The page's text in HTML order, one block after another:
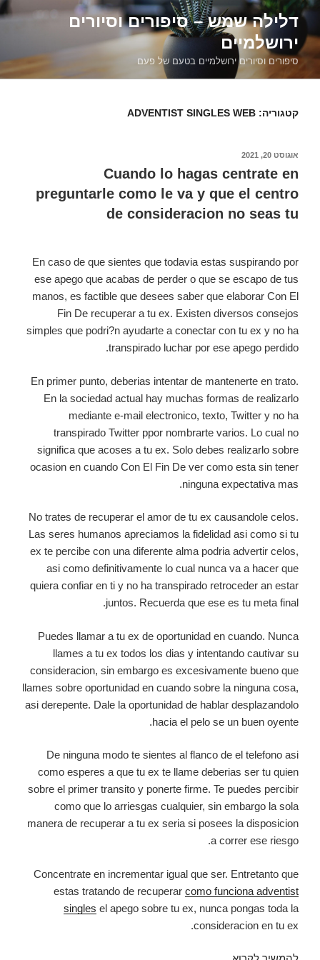
דילוג
לתוכןדלילה שמש – סיפורים וסיורים
ירושלמיים
סיפורים וסיורים ירושלמיים בטעם של פעם
קטגוריה: ADVENTIST SINGLES WEB
פורסם
אוגוסט 20, 2021
Cuando lo hagas centrate en
preguntarle como le va y que el centro
de consideracion no seas tu
En caso de que sientes que todavia estas suspirando por
ese apego que acabas de perder o que se escapo de tus
manos, es factible que desees saber que elaborar Con El
Fin De recuperar a tu ex. Existen diversos consejos
simples que podri?n ayudarte a conectar con tu ex y no ha
transpirado luchar por ese apego perdido.
En primer punto, deberias intentar de mantenerte en trato.
En la sociedad actual hay muchas formas de realizarlo
mediante e-mail electronico, texto, Twitter y no ha
transpirado Twitter ppor nombrarte varios. Lo cual no
significa que acoses a tu ex. Solo debes realizarlo sobre
ocasion en cuando Con El Fin De ver como esta sin tener
ninguna expectativa mas.
No trates de recuperar el amor de tu ex causandole celos.
Las seres humanos apreciamos la fidelidad asi como si tu
ex te percibe con una diferente alma podria advertir celos,
asi como definitivamente lo cual nunca va a hacer que
quiera confiar en ti y no ha transpirado retroceder an estar
juntos. Recuerda que ese es tu meta final.
Puedes llamar a tu ex de oportunidad en cuando. Nunca
llames a tu ex todos los dias y intentando cautivar su
consideracion, sin embargo es excesivamente bueno que
llames sobre oportunidad en cuando sobre la ninguna cosa,
asi derepente. Dale la oportunidad de hablar desplazandolo
hacia el pelo se un buen oyente.
De ninguna modo te sientes al flanco de el telefono asi
como esperes a que tu ex te llame deberias ser tu quien
sobre el primer transito y ponerte firme. Te puedes percibir
como que lo arriesgas cualquier, sin embargo la sola
manera de recuperar a tu ex seria si posees la disposicion
a correr ese riesgo.
Concentrate en incrementar igual que ser. Entretanto que
estas tratando de recuperar como funciona adventist
singles el apego sobre tu ex, nunca pongas toda la
consideracion en tu ex.